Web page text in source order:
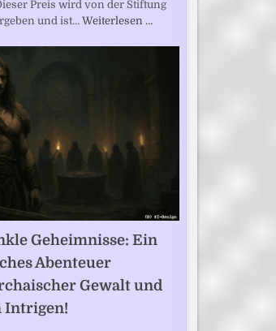
Preis wird von der Stiftung
und ist… Weiterlesen …
Geheimnisse: Ein
Abenteuer
Gewalt und
Intrigen!